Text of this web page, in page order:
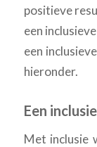
positieve
een
een
hieronder.
Een
Met inclusie